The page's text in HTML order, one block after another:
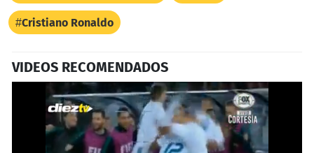
Cristiano Ronaldo
VIDEOS RECOMENDADOS